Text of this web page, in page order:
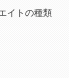
イトの種類